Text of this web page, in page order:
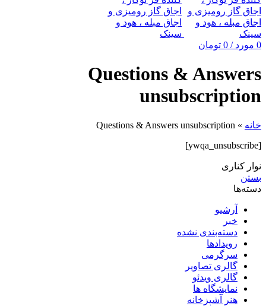
0 مورد/
0 تومان
Questions & Answers
unsubscription
خانه »
Questions & Answers unsubscription
[ywqa_unsubscribe]
نوار کناری
بستن
دسته‌ها
آرشیو
خبر
دسته‌بندی نشده
رویدادها
سرگرمی
گالری تصاویر
گالری ویدئو
نمایشگاه ها
هنر آشپزخانه